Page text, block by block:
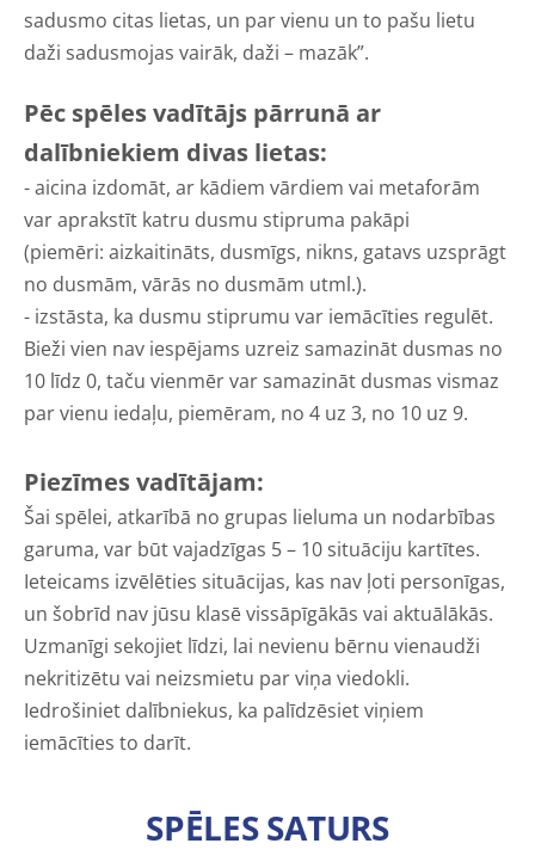
sadusmo citas lietas, un par vienu un to pašu lietu
daži sadusmojas vairāk, daži – mazāk”.
Pēc spēles vadītājs pārrunā ar
dalībniekiem divas lietas:
- aicina izdomāt, ar kādiem vārdiem vai metaforām
var aprakstīt katru dusmu stipruma pakāpi
(piemēri: aizkaitināts, dusmīgs, nikns, gatavs uzsprāgt
no dusmām, vārās no dusmām utml.).
- izstāsta, ka dusmu stiprumu var iemācīties regulēt.
Bieži vien nav iespējams uzreiz samazināt dusmas no
10 līdz 0, taču vienmēr var samazināt dusmas vismaz
par vienu iedaļu, piemēram, no 4 uz 3, no 10 uz 9.
Piezīmes vadītājam:
Šai spēlei, atkarībā no grupas lieluma un nodarbības
garuma, var būt vajadzīgas 5 – 10 situāciju kartītes.
Ieteicams izvēlēties situācijas, kas nav ļoti personīgas,
un šobrīd nav jūsu klasē vissāpīgākās vai aktuālākās.
Uzmanīgi sekojiet līdzi, lai nevienu bērnu vienaudži
nekritizētu vai neizsmietu par viņa viedokli.
Iedrošiniet dalībniekus, ka palīdzēsiet viņiem
iemācīties to darīt.
SPĒLES SATURS